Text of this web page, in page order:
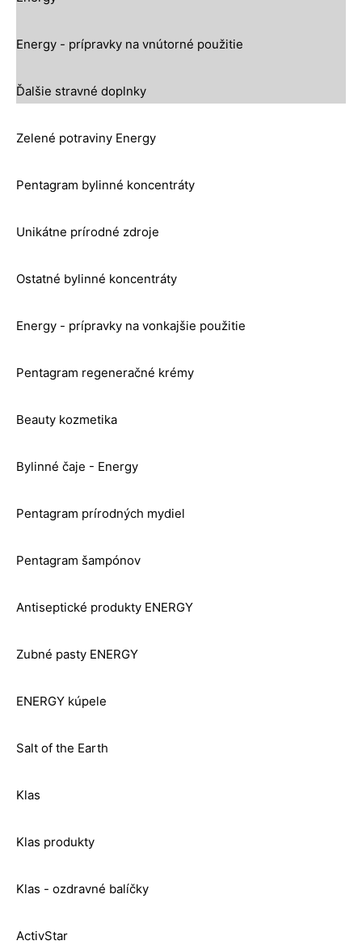
Energy - prípravky na vnútorné použitie
Ďalšie stravné doplnky
Zelené potraviny Energy
Pentagram bylinné koncentráty
Unikátne prírodné zdroje
Ostatné bylinné koncentráty
Energy - prípravky na vonkajšie použitie
Pentagram regeneračné krémy
Beauty kozmetika
Bylinné čaje - Energy
Pentagram prírodných mydiel
Pentagram šampónov
Antiseptické produkty ENERGY
Zubné pasty ENERGY
ENERGY kúpele
Salt of the Earth
Klas
Klas produkty
Klas - ozdravné balíčky
ActivStar